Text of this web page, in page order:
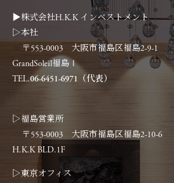
▶︎株式会社H.K.K インベストメント
▷本社
〒553-0003 大阪市福島区福島2-9-1
GrandSoleil福島Ⅰ
TEL.06-6451-6971（代表）
▷福島営業所
〒553-0003 大阪市福島区福島2-10-6
H.K.K BLD.1F
▷東京オフィス